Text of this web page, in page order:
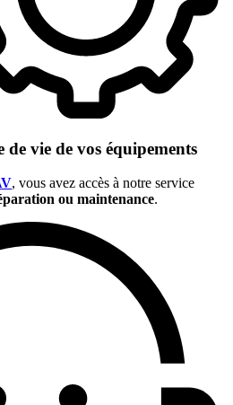
de vie de vos équipements
, vous avez accès à notre service
ou maintenance.